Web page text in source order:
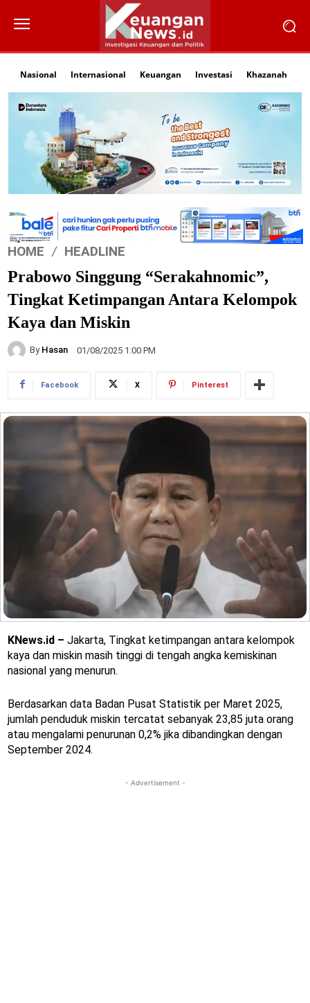
Nasional Internasional Keuangan Investasi Khazanah
HOME HEADLINE
Prabowo Singgung “Serakahnomic”,
Tingkat Ketimpangan Antara Kelompok
Kaya dan Miskin
By Hasan 01/08/2025 1:00 PM
Facebook X Pinterest
KNews.id – Jakarta, Tingkat ketimpangan antara kelompok
kaya dan miskin masih tinggi di tengah angka kemiskinan
nasional yang menurun.
Berdasarkan data Badan Pusat Statistik per Maret 2025,
jumlah penduduk miskin tercatat sebanyak 23,85 juta orang
atau mengalami penurunan 0,2% jika dibandingkan dengan
September 2024.
- Advertisement -